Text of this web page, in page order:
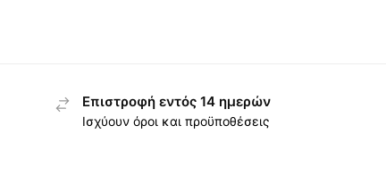
Επιστροφή εντός 14 ημερών
Ισχύουν όροι και προϋποθέσεις